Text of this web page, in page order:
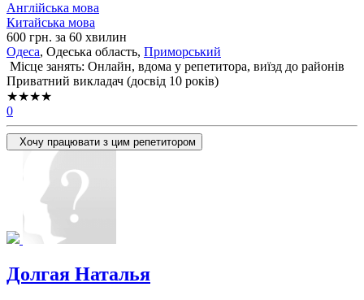
Англійська мова
Китайська мова
600 грн. за 60 хвилин
Одеса, Одеська область, Приморський
Місце занять: Онлайн, вдома у репетитора, виїзд до районів
Приватний викладач (досвід 10 років)
★★★★
0
Хочу працювати з цим репетитором
Долгая Наталья